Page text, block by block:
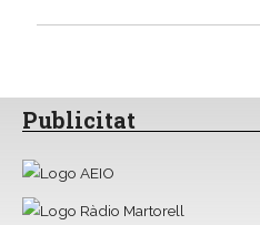
Publicitat